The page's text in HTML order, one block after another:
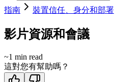
指南 裝置信任、身分和部署
影片資源和會議
~1 min read
這對您有幫助嗎？